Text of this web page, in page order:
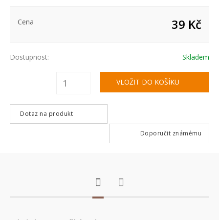
Cena 39 Kč
Dostupnost: Skladem
Dotaz na produkt
Doporučit známému